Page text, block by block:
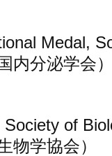
Medal,
内分泌学会
of
物学協会）